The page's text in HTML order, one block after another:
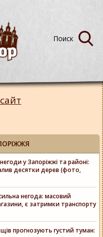
негоди у Запоріжжі та районі:
десятки дерев (фото,
негода: масовий
є затримки транспорту
прогнозують густий туман: